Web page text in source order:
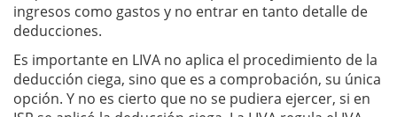
ingresos como gastos y no entrar en tanto detalle de
deducciones.
Es importante en LIVA no aplica el procedimiento de la
deducción ciega, sino que es a comprobación, su única
opción. Y no es cierto que no se pudiera ejercer, si en